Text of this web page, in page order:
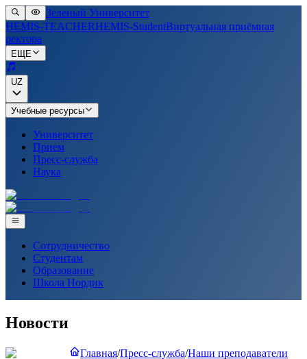
Зеленый Университет
HEMIS-TEACHERHEMIS-StudentВиртуальная приёмная
ректора
ЕЩЕ
UZ
Учебные ресурсы
Университет
Прием
Пресс-служба
Наука
Сотрудничество
Студентам
Образование
Школа Нордик
Новости
Главная/Пресс-служба/Наши преподаватели